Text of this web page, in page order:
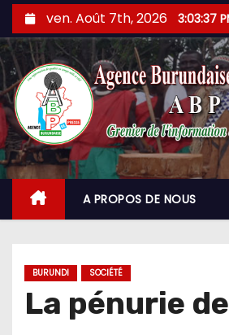
Skip
to
content
ven. Août 7th, 2026 3:03:40
A PROPOS DE NOUS
BURUNDI SOCIÉTÉ
La pénurie